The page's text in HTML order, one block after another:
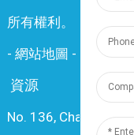
所有權利。
- 網站地圖 -
資源
No. 136, Changxiang